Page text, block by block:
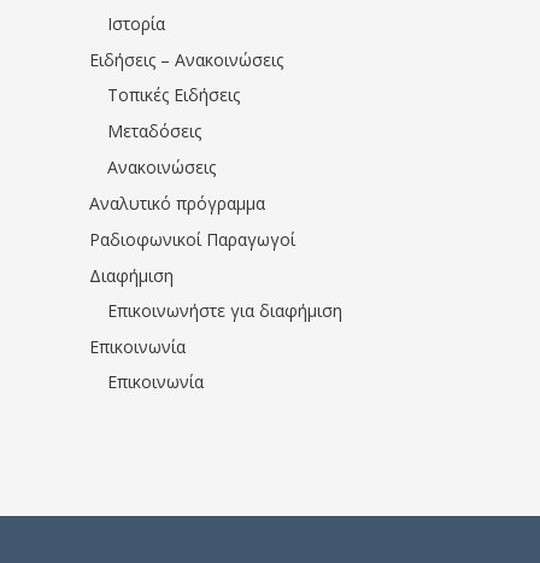
Ιστορία
Ειδήσεις – Ανακοινώσεις
Τοπικές Ειδήσεις
Μεταδόσεις
Ανακοινώσεις
Αναλυτικό πρόγραμμα
Ραδιοφωνικοί Παραγωγοί
Διαφήμιση
Επικοινωνήστε για διαφήμιση
Επικοινωνία
Επικοινωνία